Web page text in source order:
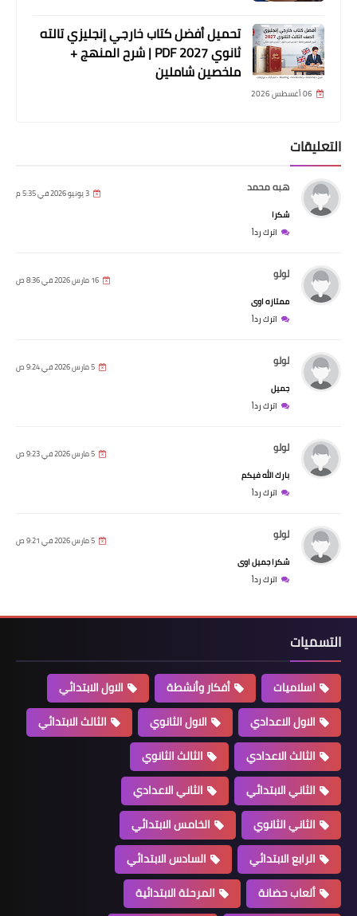
تحميل أفضل كتاب خارجي إنجليزي تالته
ثانوي 2027 PDF | شرح المنهج +
ملخصين شاملين
06 أغسطس 2026
التعليقات
هبه محمد 3 يونيو 2026 في 5:35 م
شكرا
اترك رداً
لولو 16 مارس 2026 في 8:36 ص
ممتازه اوى
اترك رداً
لولو 5 مارس 2026 في 9:24 ص
جميل
اترك رداً
لولو 5 مارس 2026 في 9:23 ص
بارك الله فيكم
اترك رداً
لولو 5 مارس 2026 في 9:21 ص
شكرا جميل اوى
اترك رداً
التسميات
اسلاميات أفكار وأنشطة
الاول الابتدائي
الاول الاعدادي
الاول الثانوي
الثالث الابتدائي
الثالث الاعدادي
الثالث الثانوي
الثاني الابتدائي
الثاني الاعدادي
الثاني الثانوي
الخامس الابتدائي
الرابع الابتدائي
السادس الابتدائي
ألعاب حضانة
المرحلة الابتدائية